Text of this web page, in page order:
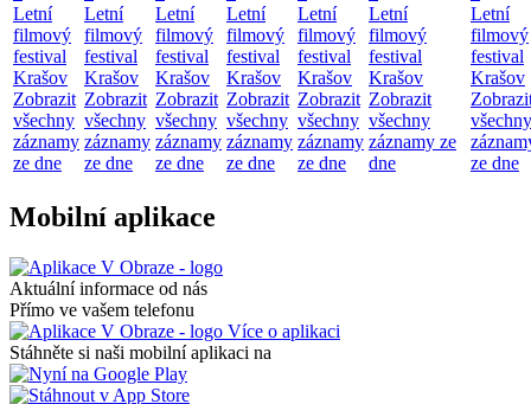
Letní
filmový
festival
Krašov
Zobrazit
všechny
záznamy
ze dne
Letní
filmový
festival
Krašov
Zobrazit
všechny
záznamy
ze dne
Letní
filmový
festival
Krašov
Zobrazit
všechny
záznamy
ze dne
Letní
filmový
festival
Krašov
Zobrazit
všechny
záznamy
ze dne
Letní
filmový
festival
Krašov
Zobrazit
všechny
záznamy
ze dne
Letní
filmový
festival
Krašov
Zobrazit
všechny
záznamy ze
dne
Letní
filmový
festival
Krašov
všechny
ze dne
Mobilní aplikace
Aktuální informace od nás
Přímo ve vašem telefonu
Více o aplikaci
Stáhněte si naši mobilní aplikaci na